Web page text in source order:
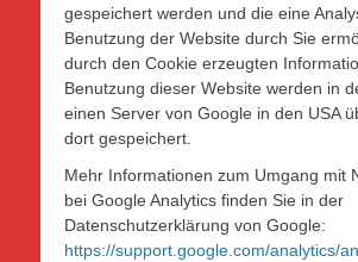
gespeichert werden und die eine
Benutzung der Website durch Sie
durch den Cookie erzeugten
Benutzung dieser Website werden in
einen Server von Google in den USA
dort gespeichert.
Mehr Informationen zum Umgang mit
bei Google Analytics finden Sie in der
Datenschutzerklärung von Google:
https://support.google.com/analytics/